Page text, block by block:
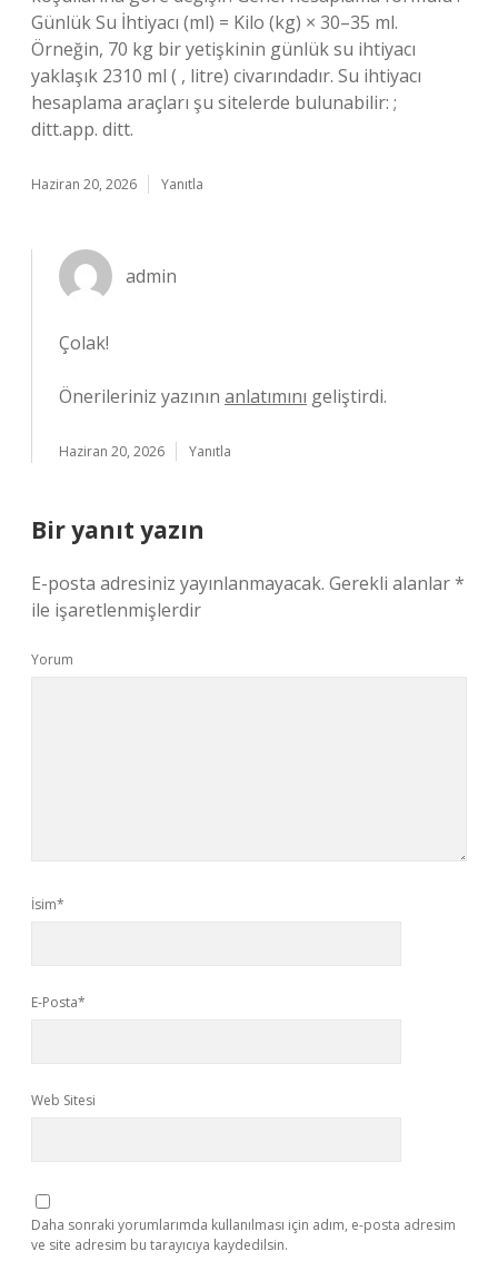
Günlük Su İhtiyacı (ml) = Kilo (kg) × 30–35 ml.
Örneğin, 70 kg bir yetişkinin günlük su ihtiyacı
yaklaşık 2310 ml ( , litre) civarındadır. Su ihtiyacı
hesaplama araçları şu sitelerde bulunabilir: ;
ditt.app. ditt.
Haziran 20, 2026 Yanıtla
admin
Çolak!
Önerileriniz yazının anlatımını geliştirdi.
Haziran 20, 2026 Yanıtla
Bir yanıt yazın
E-posta adresiniz yayınlanmayacak. Gerekli alanlar*
ile işaretlenmişlerdir
Yorum
İsim*
E-Posta*
Web Sitesi
Daha sonraki yorumlarımda kullanılması için adım, e-posta adresim
ve site adresim bu tarayıcıya kaydedilsin.